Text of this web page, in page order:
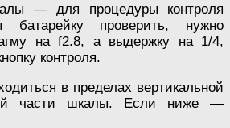
— для процедуры контроля
батарейку проверить, нужно
на f2.8, а выдержку на 1/4,
контроля.
в пределах вертикальной
части шкалы. Если ниже —